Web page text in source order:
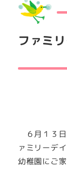
ファミ
６月１３
ァミリーデ
幼稚園にご